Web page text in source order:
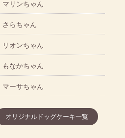
マリンちゃん
さらちゃん
リオンちゃん
もなかちゃん
マーサちゃん
オリジナルドッグケーキ一覧